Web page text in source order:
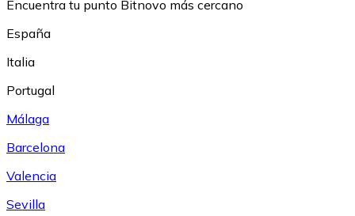
Encuentra tu punto Bitnovo más cercano
España
Italia
Portugal
Málaga
Barcelona
Valencia
Sevilla